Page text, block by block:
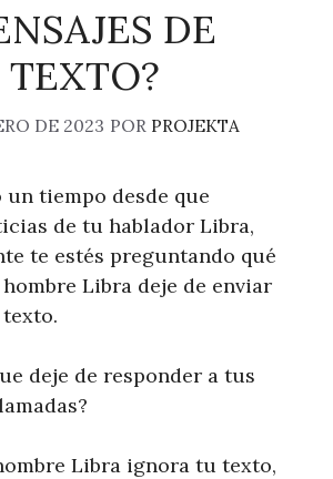
DE
TEXTO?
DE 2023 POR PROJEKTA
un tiempo desde que
de tu hablador Libra,
te estés preguntando qué
Libra deje de enviar
deje de responder a tus
Libra ignora tu texto,